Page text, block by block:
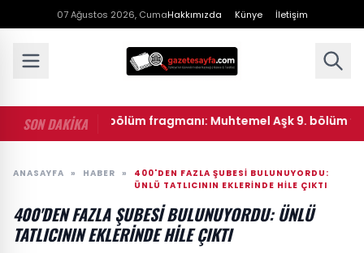
07 Ağustos 2026, CumaHakkımızda Künye İletişim
SON DAKİKA
Aşk yeni bölüm fragmanı: Muhtemel Aşk 9. bölüm
ANASAYFA » HABER »
400'DEN FAZLA ŞUBESI BULUNUYORDU:
ÜNLÜ TATLICININ EKLERINDE HILE ÇIKTI
400'DEN FAZLA ŞUBESI BULUNUYORDU: ÜNLÜ
TATLICININ EKLERINDE HILE ÇIKTI